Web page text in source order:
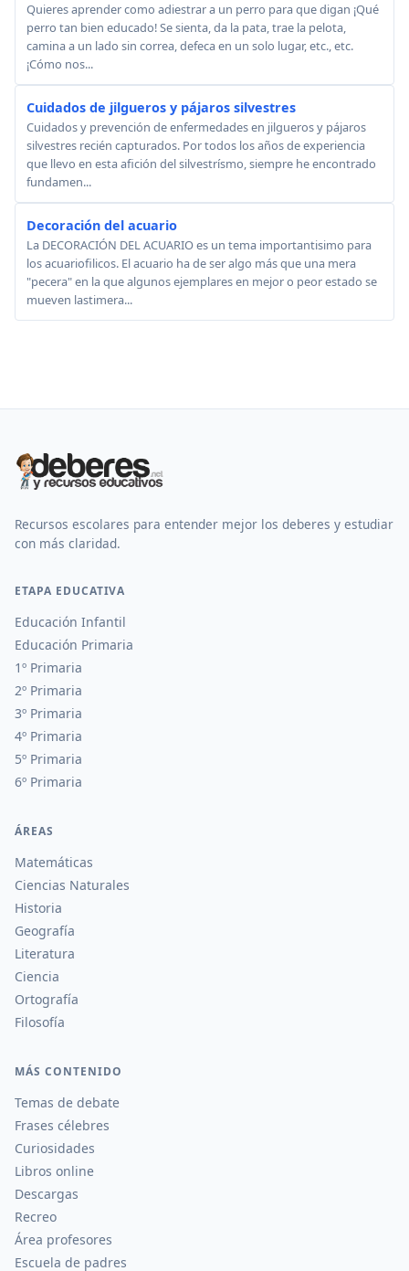
Quieres aprender como adiestrar a un perro para que digan ¡Qué
perro tan bien educado! Se sienta, da la pata, trae la pelota,
camina a un lado sin correa, defeca en un solo lugar, etc., etc.
¡Cómo nos...
Cuidados de jilgueros y pájaros silvestres
Cuidados y prevención de enfermedades en jilgueros y pájaros
silvestres recién capturados. Por todos los años de experiencia
que llevo en esta afición del silvestrí­smo, siempre he encontrado
fundamen...
Decoración del acuario
La DECORACIÓN DEL ACUARIO es un tema importantisimo para
los acuariofilicos. El acuario ha de ser algo más que una mera
"pecera" en la que algunos ejemplares en mejor o peor estado se
mueven lastimera...
Recursos escolares para entender mejor los deberes y estudiar
con más claridad.
ETAPA EDUCATIVA
Educación Infantil
Educación Primaria
1º Primaria
2º Primaria
3º Primaria
4º Primaria
5º Primaria
6º Primaria
ÁREAS
Matemáticas
Ciencias Naturales
Historia
Geografía
Literatura
Ciencia
Ortografía
Filosofía
MÁS CONTENIDO
Temas de debate
Frases célebres
Curiosidades
Libros online
Descargas
Recreo
Área profesores
Escuela de padres